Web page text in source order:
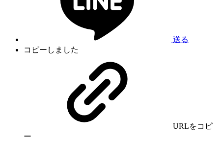
送る
コピーしました
URLをコピ
ー